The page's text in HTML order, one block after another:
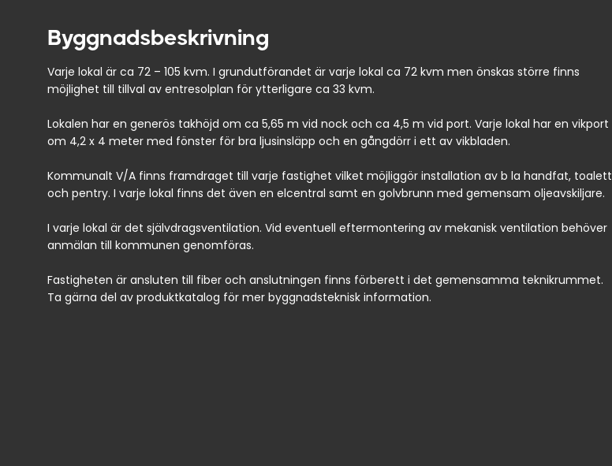
Byggnadsbeskrivning
Varje lokal är ca 72 – 105 kvm. I grundutförandet är varje lokal ca 72 kvm men önskas större finns
möjlighet till tillval av entresolplan för ytterligare ca 33 kvm.
Lokalen har en generös takhöjd om ca 5,65 m vid nock och ca 4,5 m vid port. Varje lokal har en vikport
om 4,2 x 4 meter med fönster för bra ljusinsläpp och en gångdörr i ett av vikbladen.
Kommunalt V/A finns framdraget till varje fastighet vilket möjliggör installation av b la handfat, toalett
och pentry. I varje lokal finns det även en elcentral samt en golvbrunn med gemensam oljeavskiljare.
I varje lokal är det självdragsventilation. Vid eventuell eftermontering av mekanisk ventilation behöver
anmälan till kommunen genomföras.
Fastigheten är ansluten till fiber och anslutningen finns förberett i det gemensamma teknikrummet.
Ta gärna del av produktkatalog för mer byggnadsteknisk information.